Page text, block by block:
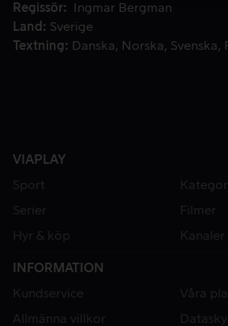
Regissör
Ingmar Bergman
Land
Sverige
Textning
Danska Norska Svenska
VIAPLAY
Sport
Serier
Filmer
Hyr & köp
Kanaler
INFORMATION
Kundservice
Våra
Allmänna villkor